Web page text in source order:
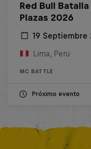
Red Bull
Plazas 2026
19 Septiembre
Lima, Peru
MC BATTLE
Próximo evento